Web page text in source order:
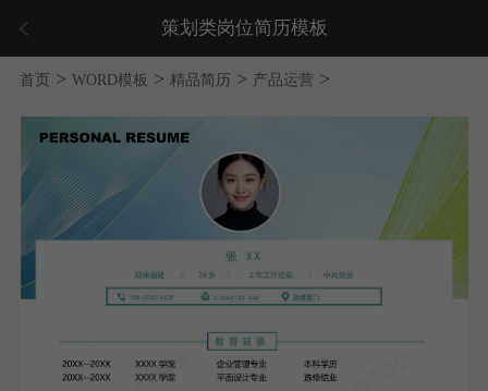
策划类岗位简历模板
首页 > WORD模板 > 精品简历 > 产品运营 >